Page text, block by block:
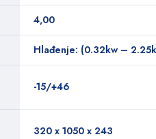
4,00
Hlađenje: (0.32kw –
-15/+46
320 x 1050 x 243